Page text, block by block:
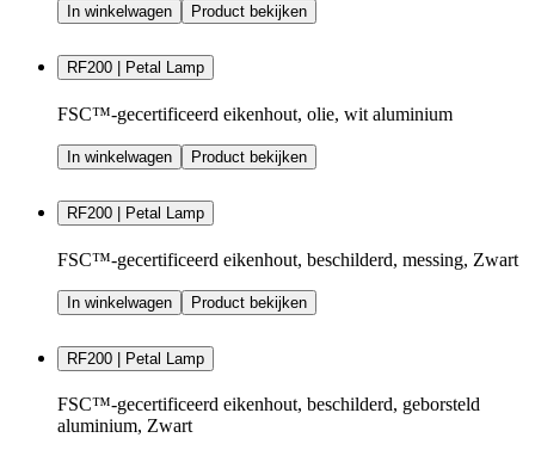
In winkelwagen Product bekijken
RF200 | Petal Lamp
FSC™-gecertificeerd eikenhout, olie, wit aluminium
In winkelwagen Product bekijken
RF200 | Petal Lamp
FSC™-gecertificeerd eikenhout, beschilderd, messing, Zwart
In winkelwagen Product bekijken
RF200 | Petal Lamp
FSC™-gecertificeerd eikenhout, beschilderd, geborsteld
aluminium, Zwart